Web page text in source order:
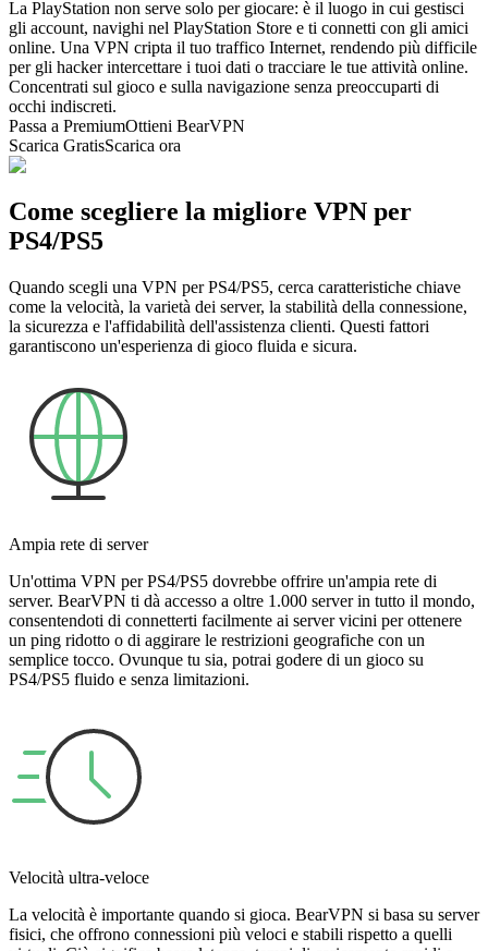
La PlayStation non serve solo per giocare: è il luogo in cui gestisci
gli account, navighi nel PlayStation Store e ti connetti con gli amici
online. Una VPN cripta il tuo traffico Internet, rendendo più difficile
per gli hacker intercettare i tuoi dati o tracciare le tue attività online.
Concentrati sul gioco e sulla navigazione senza preoccuparti di
occhi indiscreti.
Passa a PremiumOttieni BearVPN
Scarica GratisScarica ora
Come scegliere la migliore VPN per
PS4/PS5
Quando scegli una VPN per PS4/PS5, cerca caratteristiche chiave
come la velocità, la varietà dei server, la stabilità della connessione,
la sicurezza e l'affidabilità dell'assistenza clienti. Questi fattori
garantiscono un'esperienza di gioco fluida e sicura.
Ampia rete di server
Un'ottima VPN per PS4/PS5 dovrebbe offrire un'ampia rete di
server. BearVPN ti dà accesso a oltre 1.000 server in tutto il mondo,
consentendoti di connetterti facilmente ai server vicini per ottenere
un ping ridotto o di aggirare le restrizioni geografiche con un
semplice tocco. Ovunque tu sia, potrai godere di un gioco su
PS4/PS5 fluido e senza limitazioni.
Velocità ultra-veloce
La velocità è importante quando si gioca. BearVPN si basa su server
fisici, che offrono connessioni più veloci e stabili rispetto a quelli